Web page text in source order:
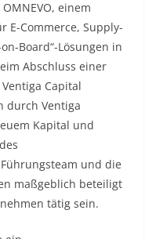
einem
E-Commerce, Supply-
Board“-Lösungen in
Abschluss einer
Capital
durch Ventiga
Kapital und
und die
maßgeblich beteiligt
tätig sein.